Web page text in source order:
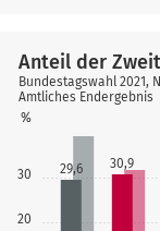
20
30
%
29,6 30,9
Anteil der
Bundestagswahl 2021,
Amtliches Endergebnis